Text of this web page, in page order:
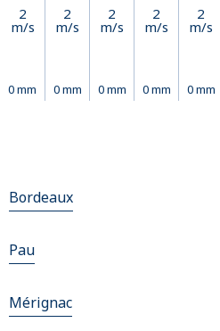
2
m/s
0 mm
2
m/s
0 mm
2
m/s
0 mm
2
m/s
0 mm
2
m/s
0 mm
Bordeaux
Pau
Mérignac